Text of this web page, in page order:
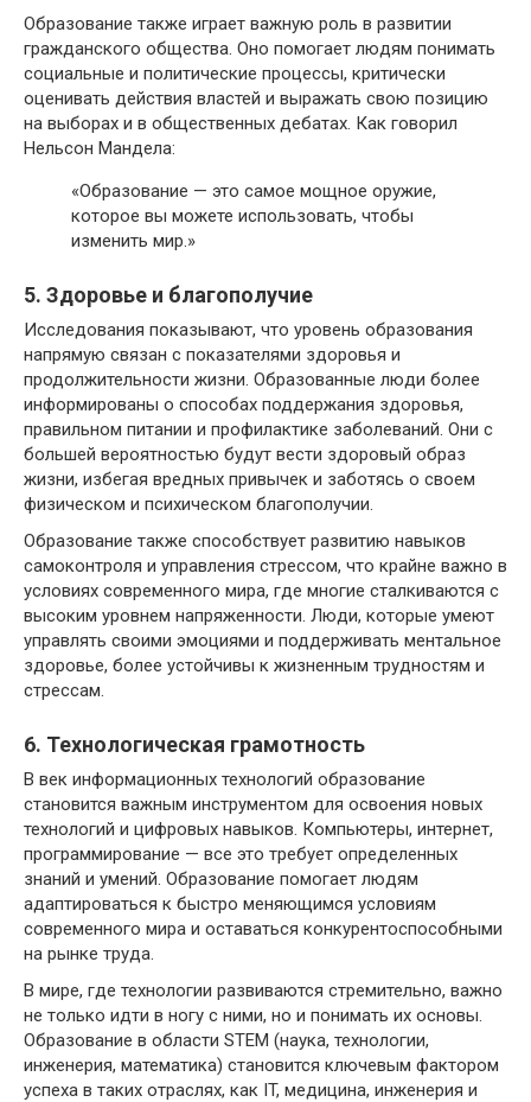
Образование также играет важную роль в развитии
гражданского общества. Оно помогает людям понимать
социальные и политические процессы, критически
оценивать действия властей и выражать свою позицию
на выборах и в общественных дебатах. Как говорил
Нельсон Мандела:
«Образование — это самое мощное оружие,
которое вы можете использовать, чтобы
изменить мир.»
5. Здоровье и благополучие
Исследования показывают, что уровень образования
напрямую связан с показателями здоровья и
продолжительности жизни. Образованные люди более
информированы о способах поддержания здоровья,
правильном питании и профилактике заболеваний. Они с
большей вероятностью будут вести здоровый образ
жизни, избегая вредных привычек и заботясь о своем
физическом и психическом благополучии.
Образование также способствует развитию навыков
самоконтроля и управления стрессом, что крайне важно в
условиях современного мира, где многие сталкиваются с
высоким уровнем напряженности. Люди, которые умеют
управлять своими эмоциями и поддерживать ментальное
здоровье, более устойчивы к жизненным трудностям и
стрессам.
6. Технологическая грамотность
В век информационных технологий образование
становится важным инструментом для освоения новых
технологий и цифровых навыков. Компьютеры, интернет,
программирование — все это требует определенных
знаний и умений. Образование помогает людям
адаптироваться к быстро меняющимся условиям
современного мира и оставаться конкурентоспособными
на рынке труда.
В мире, где технологии развиваются стремительно, важно
не только идти в ногу с ними, но и понимать их основы.
Образование в области STEM (наука, технологии,
инженерия, математика) становится ключевым фактором
успеха в таких отраслях, как IT, медицина, инженерия и